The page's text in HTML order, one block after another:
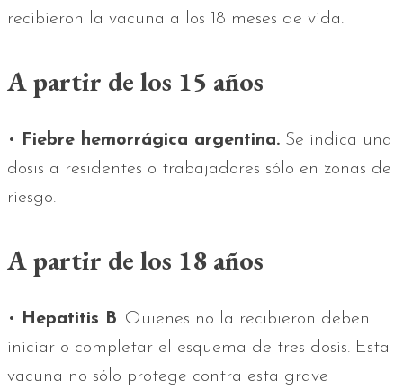
recibieron la vacuna a los 18 meses de vida.
A partir de los 15 años
• Fiebre hemorrágica argentina. Se indica una
dosis a residentes o trabajadores sólo en zonas de
riesgo.
A partir de los 18 años
• Hepatitis B. Quienes no la recibieron deben
iniciar o completar el esquema de tres dosis. Esta
vacuna no sólo protege contra esta grave